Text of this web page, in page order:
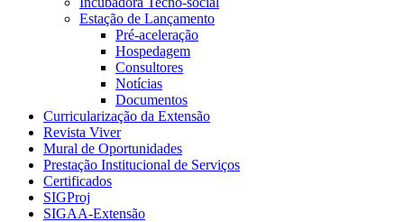
Estação de Lançamento
Pré-aceleração
Hospedagem
Consultores
Notícias
Documentos
Curricularização da Extensão
Revista Viver
Mural de Oportunidades
Prestação Institucional de Serviços
Certificados
SIGProj
SIGAA-Extensão